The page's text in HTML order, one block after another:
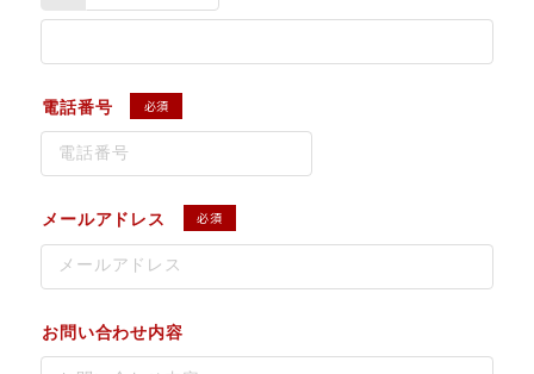
電話番号 必須
メールアドレス 必須
お問い合わせ内容